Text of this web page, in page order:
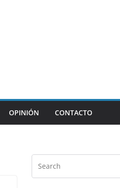
OPINIÓN CONTACTO